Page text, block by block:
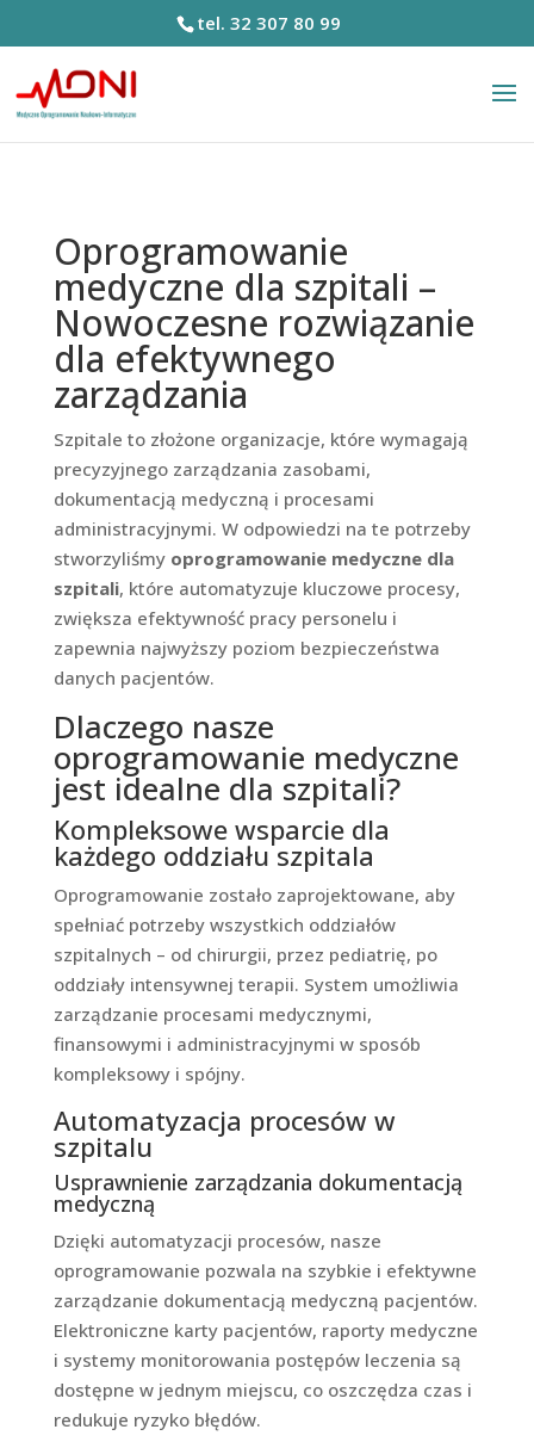
tel. 32 307 80 99
Oprogramowanie
medyczne dla szpitali –
Nowoczesne rozwiązanie
dla efektywnego
zarządzania
Szpitale to złożone organizacje, które wymagają
precyzyjnego zarządzania zasobami,
dokumentacją medyczną i procesami
administracyjnymi. W odpowiedzi na te potrzeby
stworzyliśmy oprogramowanie medyczne dla
szpitali, które automatyzuje kluczowe procesy,
zwiększa efektywność pracy personelu i
zapewnia najwyższy poziom bezpieczeństwa
danych pacjentów.
Dlaczego nasze
oprogramowanie medyczne
jest idealne dla szpitali?
Kompleksowe wsparcie dla
każdego oddziału szpitala
Oprogramowanie zostało zaprojektowane, aby
spełniać potrzeby wszystkich oddziałów
szpitalnych – od chirurgii, przez pediatrię, po
oddziały intensywnej terapii. System umożliwia
zarządzanie procesami medycznymi,
finansowymi i administracyjnymi w sposób
kompleksowy i spójny.
Automatyzacja procesów w
szpitalu
Usprawnienie zarządzania dokumentacją
medyczną
Dzięki automatyzacji procesów, nasze
oprogramowanie pozwala na szybkie i efektywne
zarządzanie dokumentacją medyczną pacjentów.
Elektroniczne karty pacjentów, raporty medyczne
i systemy monitorowania postępów leczenia są
dostępne w jednym miejscu, co oszczędza czas i
redukuje ryzyko błędów.